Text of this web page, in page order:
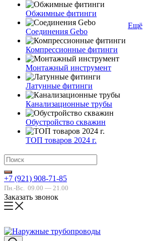
Обжимные фитинги
Соединения Gebo
Компрессионные фитинги
Монтажный инструмент
Латунные фитинги
Канализационные трубы
Обустройство скважин
ТОП товаров 2024 г.
Ещё
+7 (921) 908-71-85
Пн.-Вс. 09.00 — 21.00
Заказать звонок